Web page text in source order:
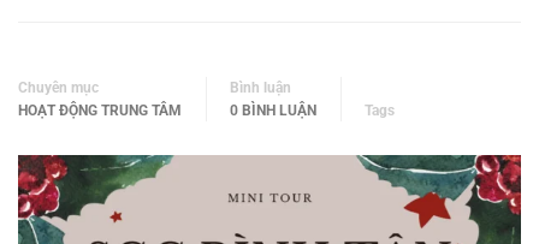
Chuyên mục
HOẠT ĐỘNG TRUNG TÂM
Bình luận
0 BÌNH LUẬN
Tags